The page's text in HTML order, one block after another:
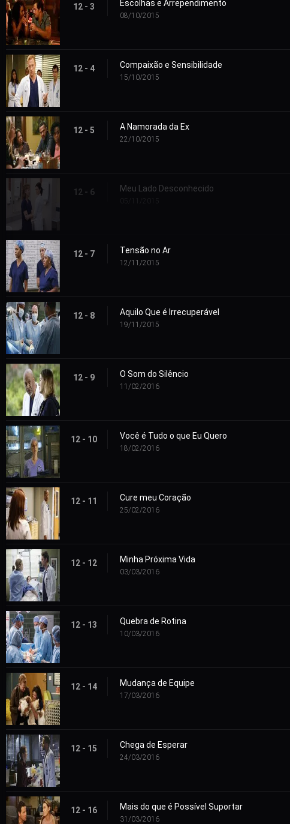
12 - 3 Escolhas e Arrependimento
08/10/2015
12 - 4 Compaixão e Sensibilidade
15/10/2015
12 - 5 A Namorada da Ex
22/10/2015
12 - 6 Meu Lado Desconhecido
12 - 7 Tensão no Ar
12/11/2015
12 - 8 Aquilo Que é Irrecuperável
19/11/2015
12 - 9 O Som do Silêncio
11/02/2016
12 - 10 Você é Tudo o que Eu Quero
18/02/2016
12 - 11 Cure meu Coração
25/02/2016
12 - 12 Minha Próxima Vida
03/03/2016
12 - 13 Quebra de Rotina
10/03/2016
12 - 14 Mudança de Equipe
17/03/2016
12 - 15 Chega de Esperar
24/03/2016
12 - 16 Mais do que é Possível Suportar
31/03/2016